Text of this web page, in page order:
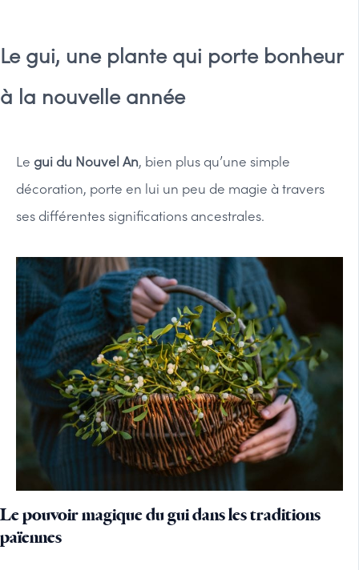
Le gui, une plante qui porte bonheur
à la nouvelle année
Le gui du Nouvel An, bien plus qu’une simple
décoration, porte en lui un peu de magie à travers
ses différentes significations ancestrales.
Le pouvoir magique du gui dans les traditions
païennes